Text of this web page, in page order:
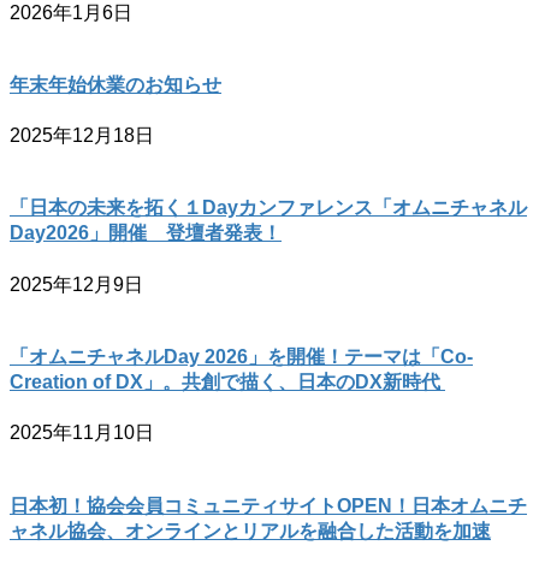
2026年1月6日
年末年始休業のお知らせ
2025年12月18日
「日本の未来を拓く１Dayカンファレンス「オムニチャネル
Day2026」開催 登壇者発表！
2025年12月9日
「オムニチャネルDay 2026」を開催！テーマは「Co-
Creation of DX」。共創で描く、日本のDX新時代
2025年11月10日
日本初！協会会員コミュニティサイトOPEN！日本オムニチ
ャネル協会、オンラインとリアルを融合した活動を加速